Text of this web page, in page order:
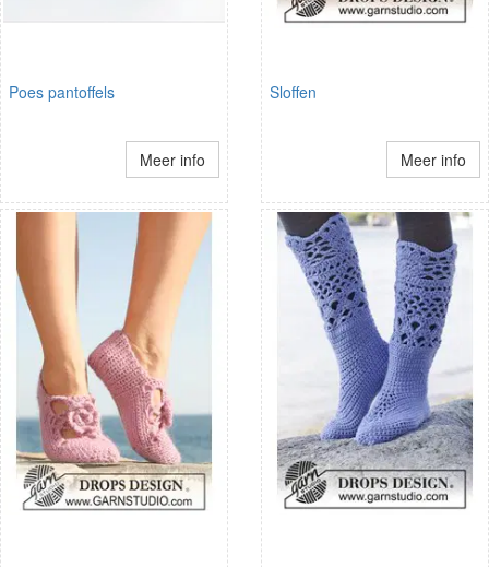
Poes pantoffels
Meer info
Sloffen
Meer info